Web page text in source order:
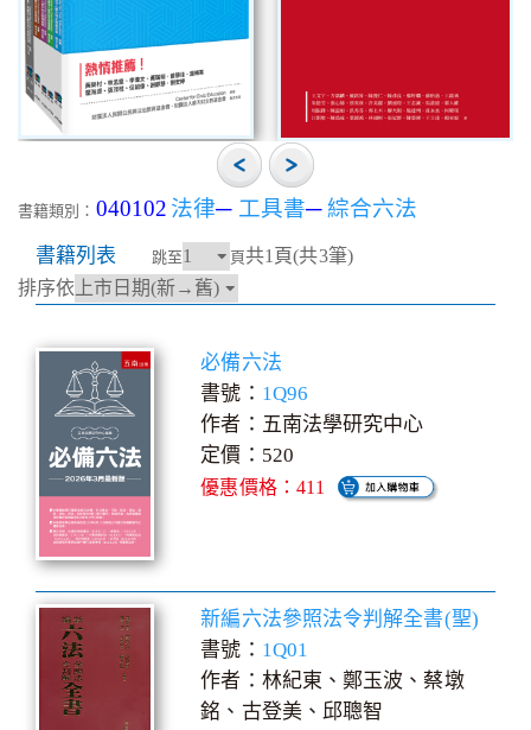
書籍類別： 040102 法律─ 工具書─綜合六法
書籍列表 跳至 頁共1頁(共3筆)
排序依
必備六法
書號： 1Q96
作者：五南法學研究中心
定價：520
優惠價格：411
新編六法參照法令判解全書(聖)
書號： 1Q01
作者：林紀東、鄭玉波、蔡墩
銘、古登美、邱聰智